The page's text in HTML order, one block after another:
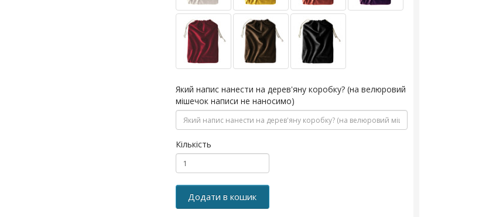
Який напис нанести на дерев'яну коробку? (на велюровий
мішечок написи не наносимо)
Кількість
Додати в кошик